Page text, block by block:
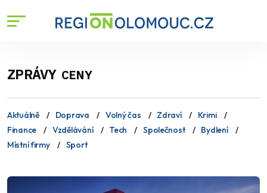
ZPRÁVY CENY
Aktuálně Doprava Volný čas Zdraví
Krimi
Finance
Vzdělávání Tech Společnost
Bydlení
Místní firmy
Sport